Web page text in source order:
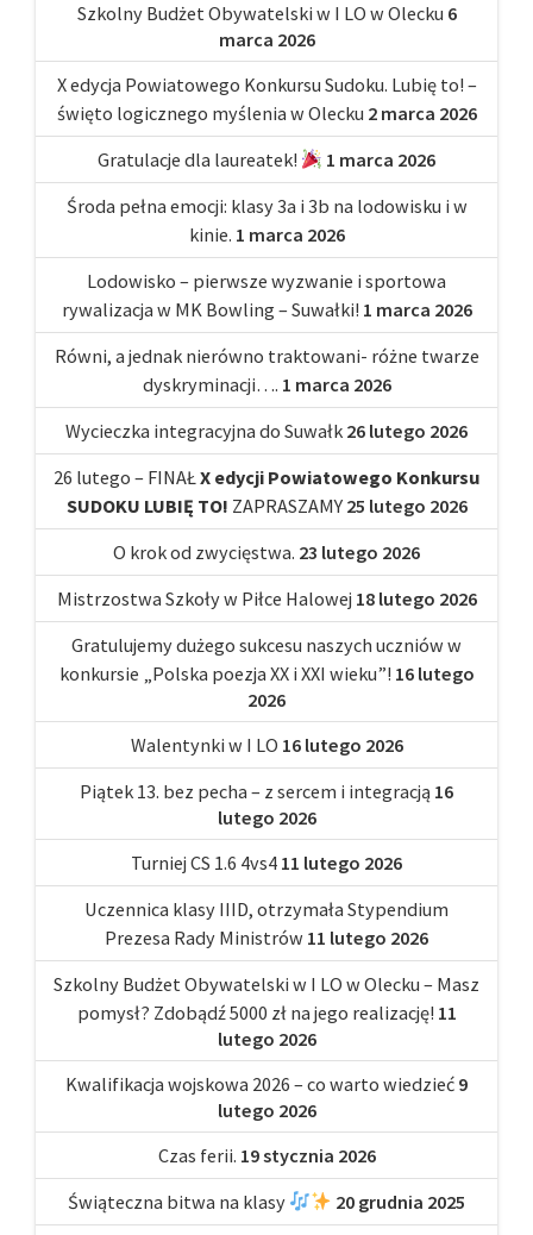
Szkolny Budżet Obywatelski w I LO w Olecku 6
marca 2026
X edycja Powiatowego Konkursu Sudoku. Lubię to! –
święto logicznego myślenia w Olecku 2 marca 2026
Gratulacje dla laureatek!
1 marca 2026
Środa pełna emocji: klasy 3a i 3b na lodowisku i w
kinie. 1 marca 2026
Lodowisko – pierwsze wyzwanie i sportowa
rywalizacja w MK Bowling – Suwałki! 1 marca 2026
Równi, a jednak nierówno traktowani- różne twarze
dyskryminacji…. 1 marca 2026
Wycieczka integracyjna do Suwałk 26 lutego 2026
26 lutego – FINAŁX edycji Powiatowego Konkursu
SUDOKU LUBIĘ TO! ZAPRASZAMY 25 lutego 2026
O krok od zwycięstwa. 23 lutego 2026
Mistrzostwa Szkoły w Piłce Halowej 18 lutego 2026
Gratulujemy dużego sukcesu naszych uczniów w
konkursie „Polska poezja XX i XXI wieku”! 16 lutego
2026
Walentynki w I LO 16 lutego 2026
Piątek 13. bez pecha – z sercem i integracją 16
lutego 2026
Turniej CS 1.6 4vs4 11 lutego 2026
Uczennica klasy IIID, otrzymała Stypendium
Prezesa Rady Ministrów 11 lutego 2026
Szkolny Budżet Obywatelski w I LO w Olecku – Masz
pomysł? Zdobądź 5000 zł na jego realizację! 11
lutego 2026
Kwalifikacja wojskowa 2026 – co warto wiedzieć 9
lutego 2026
Czas ferii. 19 stycznia 2026
Świąteczna bitwa na klasy
20 grudnia 2025